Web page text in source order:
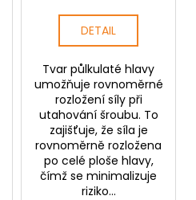
DETAIL
Tvar půlkulaté hlavy
umožňuje rovnoměrné
rozložení síly při
utahování šroubu. To
zajišťuje, že síla je
rovnoměrně rozložena
po celé ploše hlavy,
čímž se minimalizuje
riziko...